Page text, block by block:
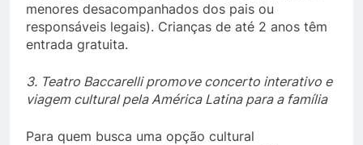
menores desacompanhados dos pais ou
responsáveis legais). Crianças de até 2 anos têm
entrada gratuita.
3. Teatro Baccarelli promove concerto interativo e
viagem cultural pela América Latina para a família
Para quem busca uma opção cultural